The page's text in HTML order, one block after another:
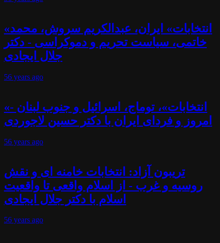
«انتخابات» ایران، عبدالکریم سروش، محمد
خاتمی، سیاست تحریم و دموکراسی - دکتر
جلال ایجادی
56 years ago
«انتخابات»، توماج، اسرائیل و جنوب لبنان -
امروز و فردای ایران با دکتر حسین لاجوردی
56 years ago
تریبون آزاد: انتخابات خامنه ای و نقش
روسیه و غرب - از اسلام واقعی تا واقعیت
اسلام با دکتر جلال ایجادی
56 years ago